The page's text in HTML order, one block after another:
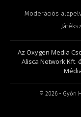
Moderációs
Az Oxygen Media
Alisca Network Kft.
© 2026 - Győri